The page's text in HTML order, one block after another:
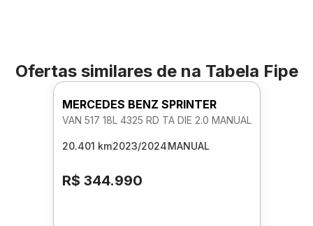
Ofertas similares de na Tabela Fipe
MERCEDES BENZ SPRINTER
VAN 517 18L 4325 RD TA DIE 2.0 MANUAL
20.401 km2023/2024MANUAL
R$ 344.990